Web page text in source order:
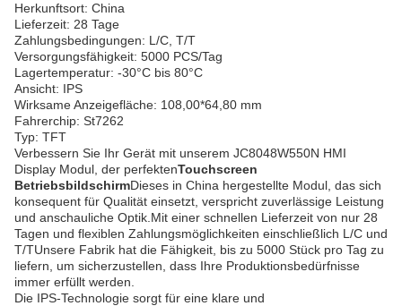
Herkunftsort: China
Lieferzeit: 28 Tage
Zahlungsbedingungen: L/C, T/T
Versorgungsfähigkeit: 5000 PCS/Tag
Lagertemperatur: -30°C bis 80°C
Ansicht: IPS
Wirksame Anzeigefläche: 108,00*64,80 mm
Fahrerchip: St7262
Typ: TFT
Verbessern Sie Ihr Gerät mit unserem JC8048W550N HMI
Display Modul, der perfektenTouchscreen
BetriebsbildschirmDieses in China hergestellte Modul, das sich
konsequent für Qualität einsetzt, verspricht zuverlässige Leistung
und anschauliche Optik.Mit einer schnellen Lieferzeit von nur 28
Tagen und flexiblen Zahlungsmöglichkeiten einschließlich L/C und
T/TUnsere Fabrik hat die Fähigkeit, bis zu 5000 Stück pro Tag zu
liefern, um sicherzustellen, dass Ihre Produktionsbedürfnisse
immer erfüllt werden.
Die IPS-Technologie sorgt für eine klare und